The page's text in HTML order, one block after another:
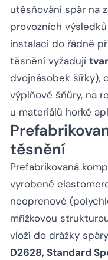
utěsňování spár na
provozních
instalaci do řádně
těsnění vyžadují
dvojnásobek šířky),
výplňové šňůry, na
u materiálů horké
těsnění
Prefabrikovaná
vyrobené
neoprenové
mřížkovou
vloží do drážky
D2628, Standard